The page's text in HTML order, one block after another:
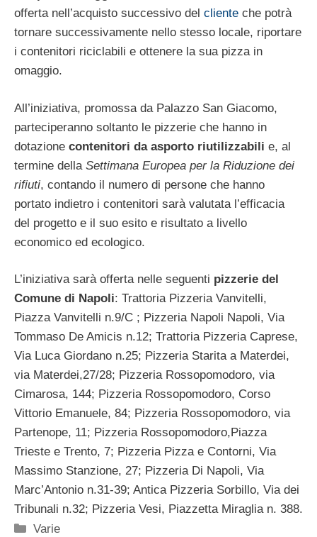
offerta nell’acquisto successivo del cliente che potrà
tornare successivamente nello stesso locale, riportare
i contenitori riciclabili e ottenere la sua pizza in
omaggio.
All’iniziativa, promossa da Palazzo San Giacomo,
parteciperanno soltanto le pizzerie che hanno in
dotazione contenitori da asporto riutilizzabili e, al
termine della Settimana Europea per la Riduzione dei
rifiuti, contando il numero di persone che hanno
portato indietro i contenitori sarà valutata l’efficacia
del progetto e il suo esito e risultato a livello
economico ed ecologico.
L’iniziativa sarà offerta nelle seguenti pizzerie del
Comune di Napoli: Trattoria Pizzeria Vanvitelli,
Piazza Vanvitelli n.9/C ; Pizzeria Napoli Napoli, Via
Tommaso De Amicis n.12; Trattoria Pizzeria Caprese,
Via Luca Giordano n.25; Pizzeria Starita a Materdei,
via Materdei,27/28; Pizzeria Rossopomodoro, via
Cimarosa, 144; Pizzeria Rossopomodoro, Corso
Vittorio Emanuele, 84; Pizzeria Rossopomodoro, via
Partenope, 11; Pizzeria Rossopomodoro,Piazza
Trieste e Trento, 7; Pizzeria Pizza e Contorni, Via
Massimo Stanzione, 27; Pizzeria Di Napoli, Via
Marc’Antonio n.31-39; Antica Pizzeria Sorbillo, Via dei
Tribunali n.32; Pizzeria Vesi, Piazzetta Miraglia n. 388.
Categorie
Varie